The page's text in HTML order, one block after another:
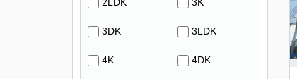
3DK 3LDK
4K 4DK